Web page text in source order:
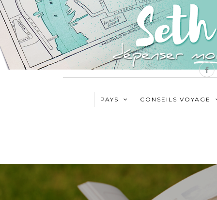
PAYS CONSEILS VOYAGE